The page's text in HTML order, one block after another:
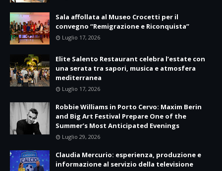
Sala affollata al Museo Crocetti per il
convegno “Remigrazione e Riconquista”
Luglio 17, 2026
Elite Salento Restaurant celebra l’estate con
una serata tra sapori, musica e atmosfera
mediterranea
Luglio 17, 2026
Robbie Williams in Porto Cervo: Maxim Berin
and Big Art Festival Prepare One of the
Summer’s Most Anticipated Evenings
Luglio 29, 2026
Claudia Mercurio: esperienza, produzione e
informazione al servizio della televisione